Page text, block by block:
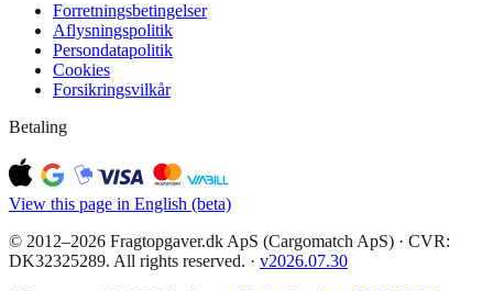
Forretningsbetingelser
Aflysningspolitik
Persondatapolitik
Cookies
Forsikringsvilkår
Betaling
View this page in English (beta)
© 2012–2026 Fragtopgaver.dk ApS (Cargomatch ApS) · CVR:
DK32325289. All rights reserved. · v2026.07.30